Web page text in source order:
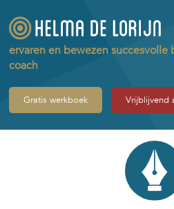
ervaren en bewezen succesvolle
coach
Gratis werkboek Vrijblijvend